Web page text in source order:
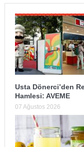
Usta Dönerci’den
Hamlesi: AVEME
07 Ağustos 2026